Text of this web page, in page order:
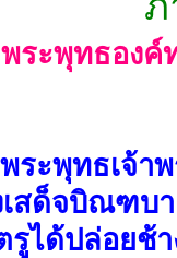
พระพุทธองค์
ระพุทธเจ้า
เสด็จบิณฑบ
รูได้ปล่อยช้